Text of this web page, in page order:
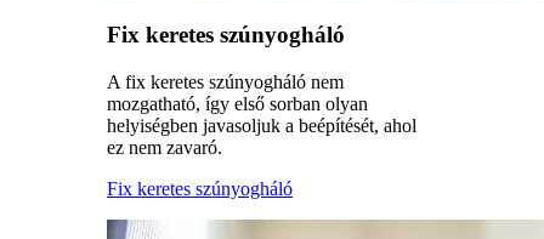
Fix keretes szúnyogháló
A fix keretes szúnyogháló nem
mozgatható, így első sorban olyan
helyiségben javasoljuk a beépítését, ahol
ez nem zavaró.
Fix keretes szúnyogháló